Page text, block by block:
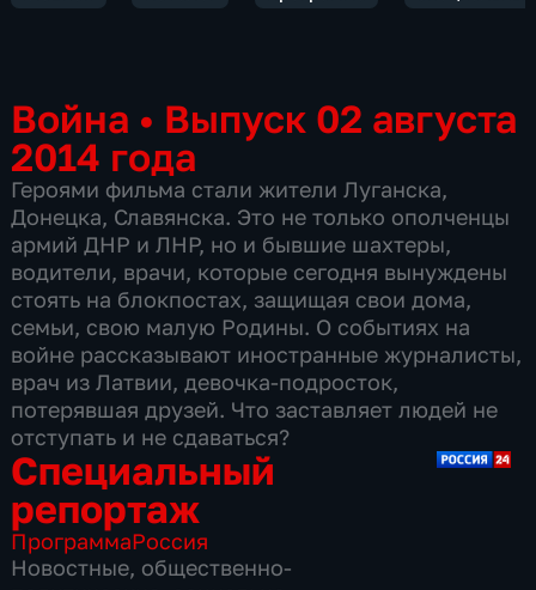
Война • Выпуск 02 августа
2014 года
Героями фильма стали жители Луганска,
Донецка, Славянска. Это не только ополченцы
армий ДНР и ЛНР, но и бывшие шахтеры,
водители, врачи, которые сегодня вынуждены
стоять на блокпостах, защищая свои дома,
семьи, свою малую Родины. О событиях на
войне рассказывают иностранные журналисты,
врач из Латвии, девочка-подросток,
потерявшая друзей. Что заставляет людей не
отступать и не сдаваться?
Специальный
репортаж
ПрограммаРоссия
Новостные, общественно-